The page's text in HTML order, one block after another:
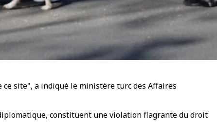
ce site", a indiqué le ministère turc des Affaires
constituent une violation flagrante du droit